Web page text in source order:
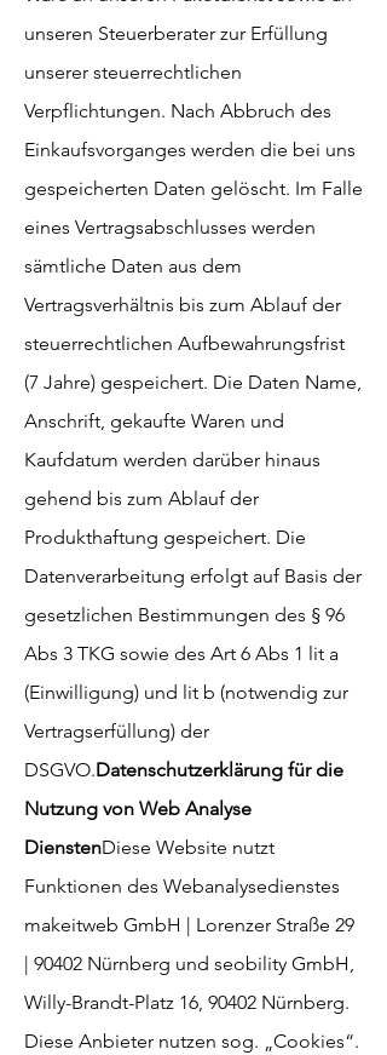
unseren Steuerberater zur Erfüllung
unserer steuerrechtlichen
Verpflichtungen. Nach Abbruch des
Einkaufsvorganges werden die bei uns
gespeicherten Daten gelöscht. Im Falle
eines Vertragsabschlusses werden
sämtliche Daten aus dem
Vertragsverhältnis bis zum Ablauf der
steuerrechtlichen Aufbewahrungsfrist
(7 Jahre) gespeichert. Die Daten Name,
Anschrift, gekaufte Waren und
Kaufdatum werden darüber hinaus
gehend bis zum Ablauf der
Produkthaftung gespeichert. Die
Datenverarbeitung erfolgt auf Basis der
gesetzlichen Bestimmungen des § 96
Abs 3 TKG sowie des Art 6 Abs 1 lit a
(Einwilligung) und lit b (notwendig zur
Vertragserfüllung) der
DSGVO.Datenschutzerklärung für die
Nutzung von Web Analyse
DienstenDiese Website nutzt
Funktionen des Webanalysedienstes
makeitweb GmbH | Lorenzer Straße 29
| 90402 Nürnberg und seobility GmbH,
Willy-Brandt-Platz 16, 90402 Nürnberg.
Diese Anbieter nutzen sog. „Cookies“.